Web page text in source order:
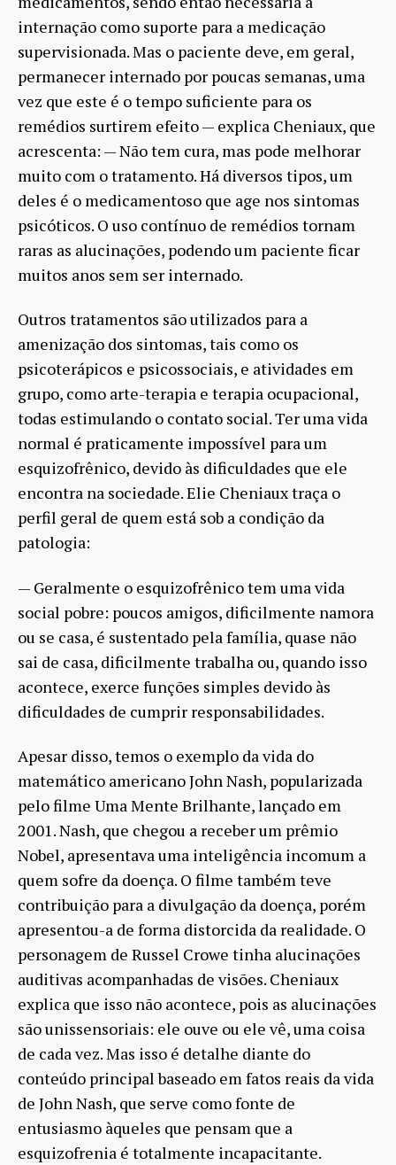
internação como suporte para a medicação
supervisionada. Mas o paciente deve, em geral,
permanecer internado por poucas semanas, uma
vez que este é o tempo suficiente para os
remédios surtirem efeito — explica Cheniaux, que
acrescenta: — Não tem cura, mas pode melhorar
muito com o tratamento. Há diversos tipos, um
deles é o medicamentoso que age nos sintomas
psicóticos. O uso contínuo de remédios tornam
raras as alucinações, podendo um paciente ficar
muitos anos sem ser internado.
Outros tratamentos são utilizados para a
amenização dos sintomas, tais como os
psicoterápicos e psicossociais, e atividades em
grupo, como arte-terapia e terapia ocupacional,
todas estimulando o contato social. Ter uma vida
normal é praticamente impossível para um
esquizofrênico, devido às dificuldades que ele
encontra na sociedade. Elie Cheniaux traça o
perfil geral de quem está sob a condição da
patologia:
— Geralmente o esquizofrênico tem uma vida
social pobre: poucos amigos, dificilmente namora
ou se casa, é sustentado pela família, quase não
sai de casa, dificilmente trabalha ou, quando isso
acontece, exerce funções simples devido às
dificuldades de cumprir responsabilidades.
Apesar disso, temos o exemplo da vida do
matemático americano John Nash, popularizada
pelo filme Uma Mente Brilhante, lançado em
2001. Nash, que chegou a receber um prêmio
Nobel, apresentava uma inteligência incomum a
quem sofre da doença. O filme também teve
contribuição para a divulgação da doença, porém
apresentou-a de forma distorcida da realidade. O
personagem de Russel Crowe tinha alucinações
auditivas acompanhadas de visões. Cheniaux
explica que isso não acontece, pois as alucinações
são unissensoriais: ele ouve ou ele vê, uma coisa
de cada vez. Mas isso é detalhe diante do
conteúdo principal baseado em fatos reais da vida
de John Nash, que serve como fonte de
entusiasmo àqueles que pensam que a
esquizofrenia é totalmente incapacitante.